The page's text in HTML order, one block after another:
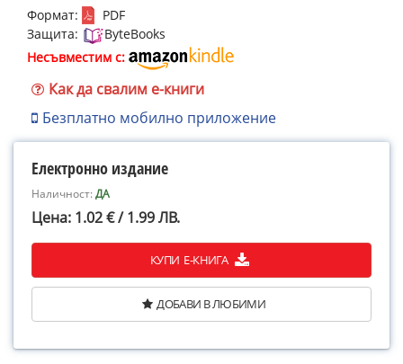
Формат:
PDF
Защита:
ByteBooks
Несъвместим с:
Как да свалим е-книги
Безплатно мобилно приложение
Електронно издание
Наличност:ДА
Цена: 1.02 € / 1.99 ЛВ.
КУПИ Е-КНИГА
ДОБАВИ В ЛЮБИМИ